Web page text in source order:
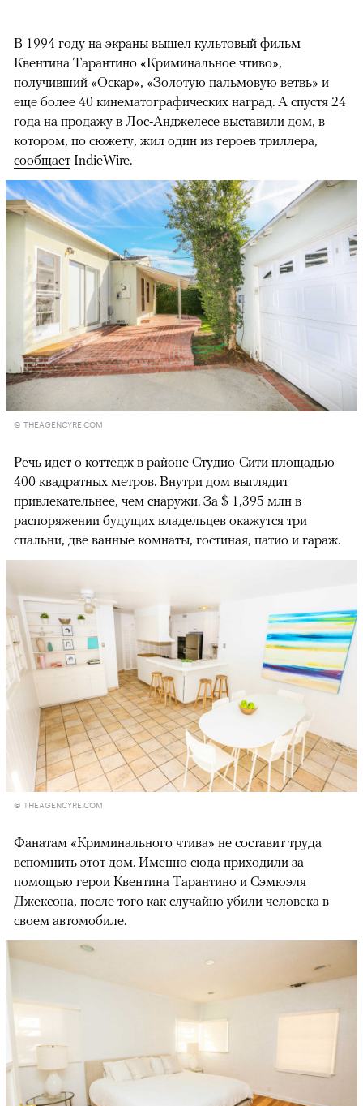
В 1994 году на экраны вышел культовый фильм
Квентина Тарантино «Криминальное чтиво»,
получивший «Оскар», «Золотую пальмовую ветвь» и
еще более 40 кинематографических наград. А спустя 24
года на продажу в Лос-Анджелесе выставили дом, в
котором, по сюжету, жил один из героев триллера,
сообщает IndieWire.
© THEAGENCYRE.COM
Речь идет о коттедж в районе Студио-Сити площадью
400 квадратных метров. Внутри дом выглядит
привлекательнее, чем снаружи. За $ 1,395 млн в
распоряжении будущих владельцев окажутся три
спальни, две ванные комнаты, гостиная, патио и гараж.
© THEAGENCYRE.COM
Фанатам «Криминального чтива» не составит труда
вспомнить этот дом. Именно сюда приходили за
помощью герои Квентина Тарантино и Сэмюэля
Джексона, после того как случайно убили человека в
своем автомобиле.